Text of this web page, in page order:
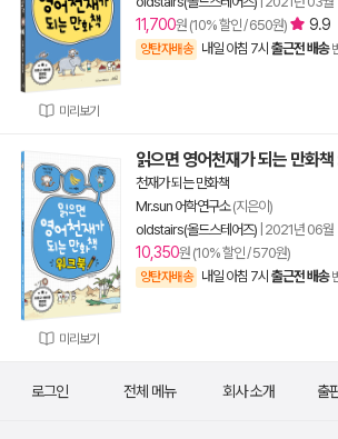
미리보기
11,700원 (10% 할인 / 650원) 9.9
양탄자배송 내일 아침 7시 출근전 배송
미리보기
읽으면 영어천재가 되는 만화책
천재가 되는 만화책
Mr.sun 어학연구소(지은이)
oldstairs(올드스테어즈) 2021년 06월
10,350원 (10% 할인 / 570원)
양탄자배송 내일 아침 7시 출근전 배송
로그인 전체 메뉴 회사 소개 출